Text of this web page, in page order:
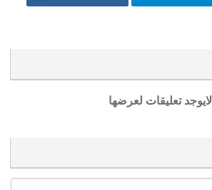
لايوجد تعليقات لعرضها